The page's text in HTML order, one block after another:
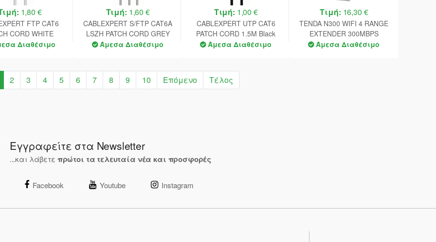
1,80 €
FTP CAT6
CORD WHITE
2M
Διαθέσιμο
Τιμή: 1,60 €
CABLEXPERT S/FTP CAT6A
LSZH PATCH CORD GREY
1M
Άμεσα Διαθέσιμο
Τιμή: 1,00 €
CABLEXPERT UTP CAT6
PATCH CORD 1.5M Black
Άμεσα Διαθέσιμο
Τιμή: 16,30 €
TENDA N300 WIFI 4 RANGE
EXTENDER 300MBPS
Άμεσα Διαθέσιμο
2 3 4 5 6 7 8 9 10 Επόμενο Τέλος
Εγγραφείτε στα Newsletter
...και λάβετε πρώτοι τα τελευταία νέα και προσφορές
Facebook Youtube Instagram